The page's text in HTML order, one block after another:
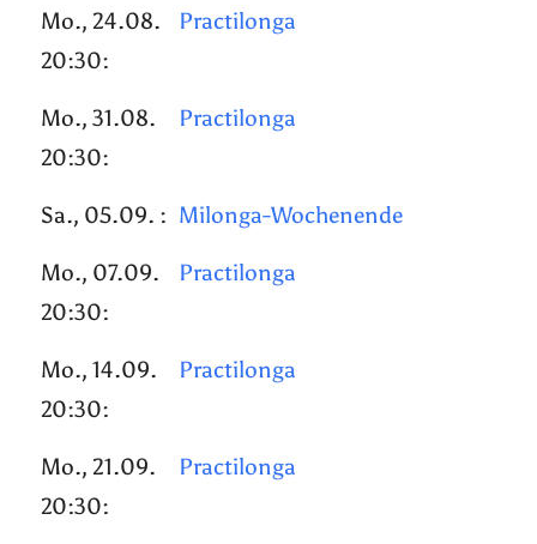
Mo., 24.08.
20:30:
Practilonga
Mo., 31.08.
20:30:
Practilonga
Sa., 05.09. : Milonga-Wochenende
Mo., 07.09.
20:30:
Practilonga
Mo., 14.09.
20:30:
Practilonga
Mo., 21.09.
20:30:
Practilonga